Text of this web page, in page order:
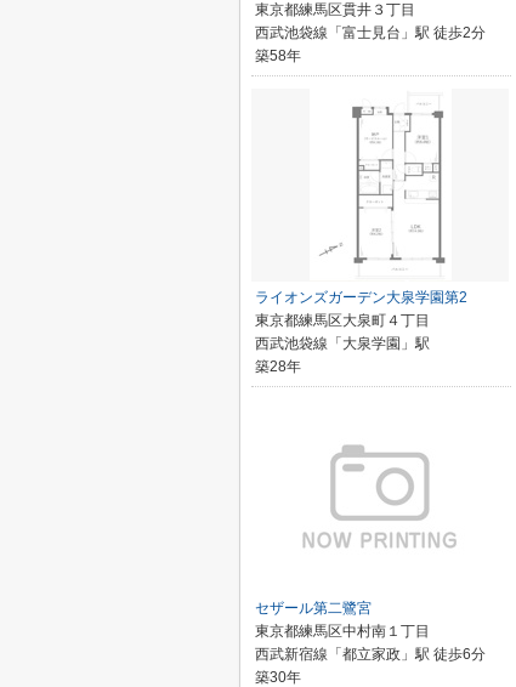
東京都練馬区貫井３丁目
西武池袋線「富士見台」駅 徒歩2分
築58年
ライオンズガーデン大泉学園第2
東京都練馬区大泉町４丁目
西武池袋線「大泉学園」駅
築28年
セザール第二鷺宮
東京都練馬区中村南１丁目
西武新宿線「都立家政」駅 徒歩6分
築30年